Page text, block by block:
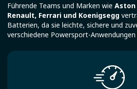
Führende Teams und Marken wie Aston
Renault, Ferrari und Koenigsegg
Batterien, da sie leichte, sichere und
verschiedene Powersport-Anwendungen